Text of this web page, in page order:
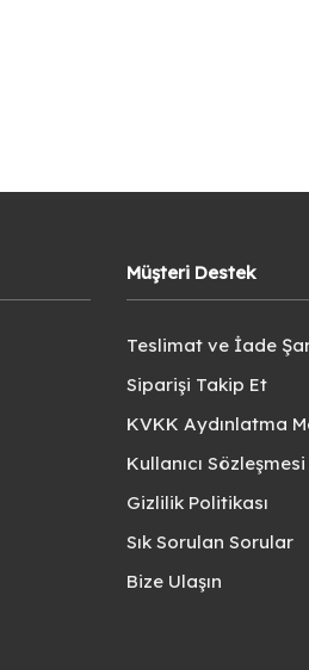
Müşteri Destek
Teslimat ve İade
Siparişi Takip Et
KVKK Aydınlatma
Kullanıcı Sözleşmesi
Gizlilik Politikası
Sık Sorulan Sorular
Bize Ulaşın